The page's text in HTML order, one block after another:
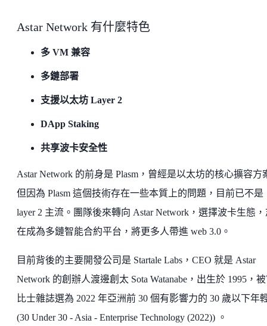
Astar Network 有什麼特色
多 VM 兼容
多鏈部署
支援以太坊 Layer 2
DApp Staking
共享波卡安全性
Astar Network 的前身是 Plasm，曾經是以太坊的核心擴容方
但因為 Plasm 這個技術存在一些本質上的問題，目前已不是
layer 2 主流。團隊後來轉向 Astar Network，選擇波卡生態
在成為多鏈智能合約平台，將更多人帶進 web 3.0。
目前背後的主要開發公司是 Startale Labs，CEO 就是 Astar
Network 的創辦人渡邊創太 Sota Watanabe，出生於 1995，
比士雜誌選為 2022 年亞洲前 30 個有影響力的 30 歲以下年
(30 Under 30 - Asia - Enterprise Technology (2022)) 。